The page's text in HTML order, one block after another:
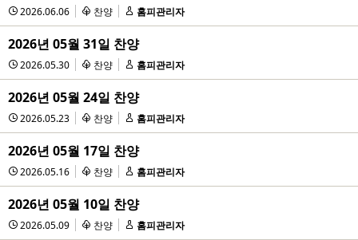
2026.06.06 찬양 홈피관리자
2026년 05월 31일 찬양
2026.05.30 찬양 홈피관리자
2026년 05월 24일 찬양
2026.05.23 찬양 홈피관리자
2026년 05월 17일 찬양
2026.05.16 찬양 홈피관리자
2026년 05월 10일 찬양
2026.05.09 찬양 홈피관리자